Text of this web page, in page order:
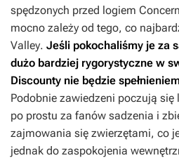
spędzonych przed logiem
mocno zależy od tego, co
Valley. Jeśli pokochaliśmy je za
dużo bardziej rygorystyczne w
Discounty nie będzie
Podobnie zawiedzeni poczują
po prostu za fanów sadzenia i
zajmowania się zwierzętami, co
jednak do zaspokojenia